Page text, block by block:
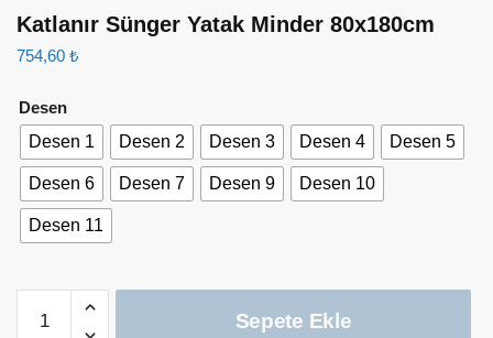
Katlanır Sünger Yatak Minder 80x180cm
754,60 ₺
Desen
Desen 1
Desen 2 Desen 3 Desen 4 Desen 5
Desen 6 Desen 7 Desen 9 Desen 10
Desen 11
Sünger
Sepete Ekle